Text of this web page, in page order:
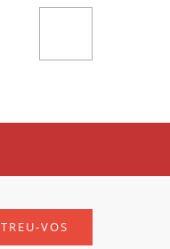
VOS